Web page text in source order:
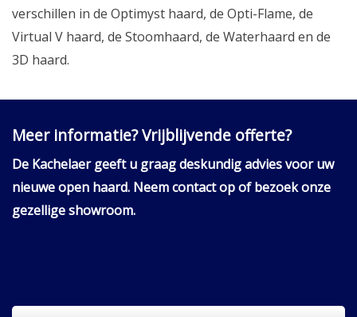
verschillen in de Optimyst haard, de Opti-Flame, de
Virtual V haard, de Stoomhaard, de Waterhaard en de
3D haard.
Meer informatie? Vrijblijvende offerte?
De Kachelaer geeft u graag deskundig advies voor uw
nieuwe open haard. Neem contact op of bezoek onze
gezellige showroom.